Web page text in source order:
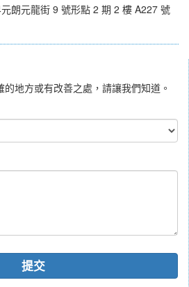
朗元龍街 9 號形點 2 期 2 樓 A227 號
地方或有改善之處，請讓我們知道。
提交